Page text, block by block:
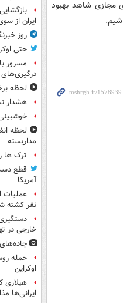
مجازی شاهد بهبود
ایران از
روز
حتی
مسرور
لحظه
هشدار
مداربسته
ترک ها
قطع
آمریکا
نفر کشته
خارجی در
حمله
اوکراین
هیلاری
ایرانی‌ها